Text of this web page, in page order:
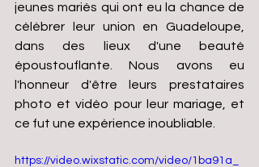
jeunes mariés qui ont eu la chance de
célébrer leur union en Guadeloupe,
dans des lieux d'une beauté
époustouflante. Nous avons eu
l'honneur d'être leurs prestataires
photo et vidéo pour leur mariage, et
ce fut une expérience inoubliable.
https://video.wixstatic.com/video/1ba91a_